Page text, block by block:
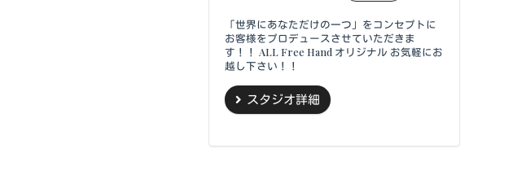
「世界にあなただけの一つ」をコンセプトに
お客様をプロデュースさせていただきま
す！！ ALL Free Hand オリジナル お気軽にお
越し下さい！！
スタジオ詳細